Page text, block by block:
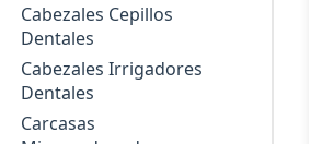
Cabezales Cepillos
Dentales
Cabezales Irrigadores
Dentales
Carcasas